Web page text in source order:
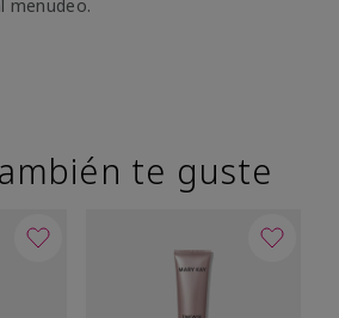
menudeo.
te guste